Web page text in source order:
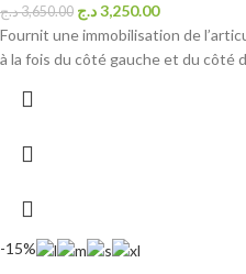
3,650.00د.ج 3,250.00د.ج
Fournit une immobilisation de
à la fois du côté gauche et du côté
-15%